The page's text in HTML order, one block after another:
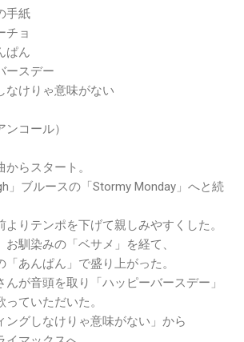
手紙
チョ
ぱん
ースデー
けりゃ意味がない
コール）
らスタート。
」ブルースの「Stormy Monday」へと続
よりテンポを下げて親しみやすくした。
馴染みの「ベサメ」を経て、
あんぱん」で盛り上がった。
が音頭を取り「ハッピーバースデー」
ていただいた。
ングしなけりゃ意味がない」から